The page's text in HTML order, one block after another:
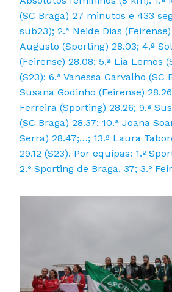
(SC Braga) 27 minutos e 433
sub23); 2.ª Neide Dias
Augusto (Sporting) 28.03; 4.ª
(Feirense) 28.08; 5.ª Lia Lemos
(S23); 6.ª Vanessa Carvalho (SC
Susana Godinho (Feirense)
Ferreira (Sporting) 28.26; 9.ª
(SC Braga) 28.37; 10.ª Joana
Serra) 28.47;…; 13.ª Laura
29.12 (S23). Por equipas: 1.º
2.º Sporting de Braga, 37; 3.º